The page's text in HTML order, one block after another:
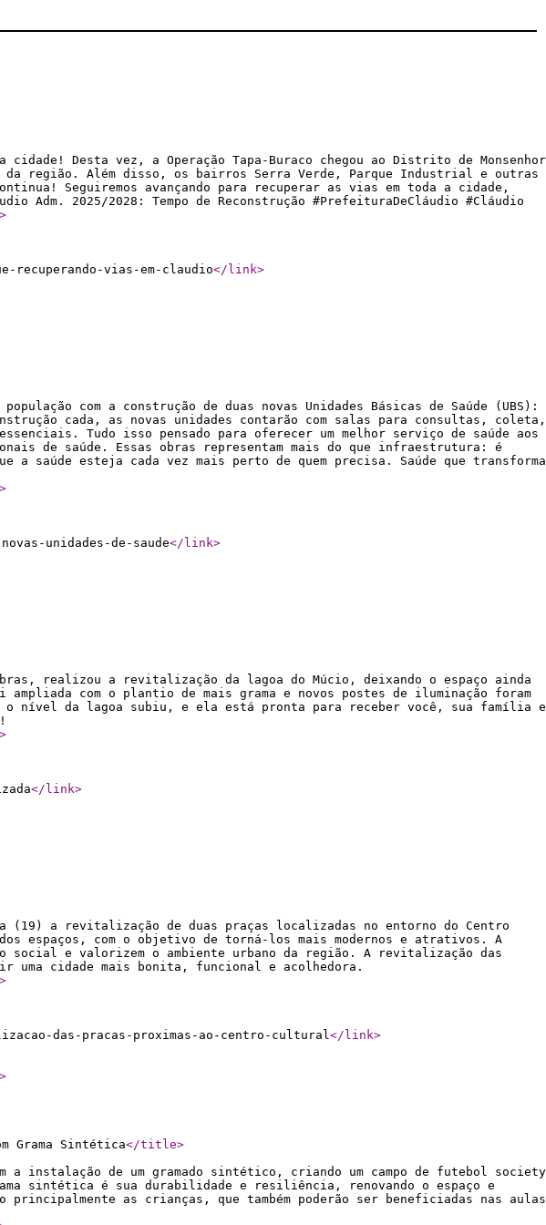
Desta vez, a Operação Tapa-Buraco chegou ao Distrito de Monsenhor
da região. Além disso, os bairros Serra Verde, Parque Industrial e outras
Seguiremos avançando para recuperar as vias em toda a cidade,
Adm. 2025/2028: Tempo de Reconstrução #PrefeituraDeCláudio #Cláudio
recuperando-vias-em-claudio</link>
com a construção de duas novas Unidades Básicas de Saúde (UBS):
cada, as novas unidades contarão com salas para consultas, coleta,
Tudo isso pensado para oferecer um melhor serviço de saúde aos
de saúde. Essas obras representam mais do que infraestrutura: é
a saúde esteja cada vez mais perto de quem precisa. Saúde que transforma
unidades-de-saude</link>
realizou a revitalização da lagoa do Múcio, deixando o espaço ainda
com o plantio de mais grama e novos postes de iluminação foram
o nível da lagoa subiu, e ela está pronta para receber você, sua família e
</link>
a revitalização de duas praças localizadas no entorno do Centro
espaços, com o objetivo de torná-los mais modernos e atrativos. A
social e valorizem o ambiente urbano da região. A revitalização das
uma cidade mais bonita, funcional e acolhedora.
das-pracas-proximas-ao-centro-cultural</link>
>
Grama Sintética</title>
a instalação de um gramado sintético, criando um campo de futebol society
sintética é sua durabilidade e resiliência, renovando o espaço e
principalmente as crianças, que também poderão ser beneficiadas nas aulas